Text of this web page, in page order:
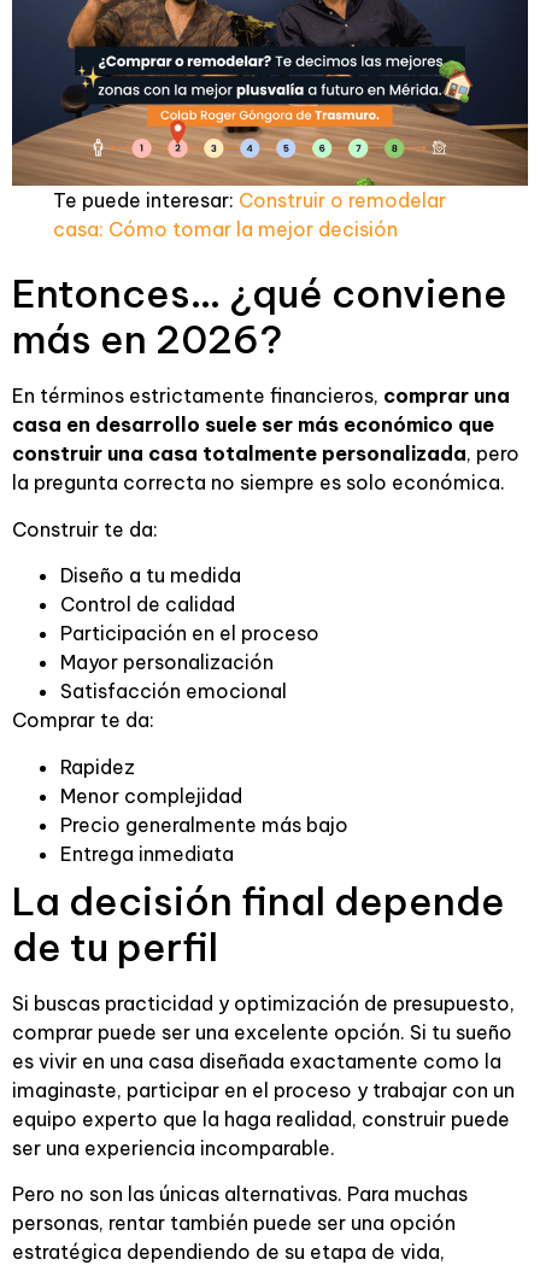
Te puede interesar: Construir o remodelar
casa: Cómo tomar la mejor decisión
Entonces… ¿qué conviene
más en 2026?
En términos estrictamente financieros, comprar una
casa en desarrollo suele ser más económico que
construir una casa totalmente personalizada, pero
la pregunta correcta no siempre es solo económica.
Construir te da:
Diseño a tu medida
Control de calidad
Participación en el proceso
Mayor personalización
Satisfacción emocional
Comprar te da:
Rapidez
Menor complejidad
Precio generalmente más bajo
Entrega inmediata
La decisión final depende
de tu perfil
Si buscas practicidad y optimización de presupuesto,
comprar puede ser una excelente opción. Si tu sueño
es vivir en una casa diseñada exactamente como la
imaginaste, participar en el proceso y trabajar con un
equipo experto que la haga realidad, construir puede
ser una experiencia incomparable.
Pero no son las únicas alternativas. Para muchas
personas, rentar también puede ser una opción
estratégica dependiendo de su etapa de vida,